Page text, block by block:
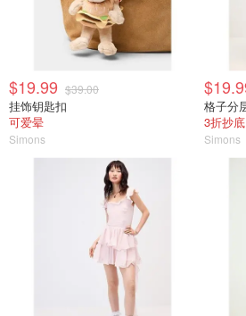
$19.99 $39.00
挂饰钥匙扣
可爱晕
Simons
格子分
3折抄
Simons